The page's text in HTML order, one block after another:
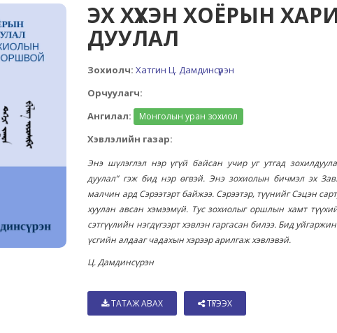
ЭХ ХҮҮХЭН ХОЁРЫН
ДУУЛАЛ
Зохиолч: Хатгин Ц. Дамдинсүрэн
Орчуулагч:
Ангилал:
Монголын уран зохиол
Хэвлэлийн газар:
Энэ шүлэглэл нэр үгүй байсан учир уг утгад
дуулал” гэж бид нэр өгвэй. Энэ зохиолын бичмэл эх
малчин ард Сэрээтэрт байжээ. Сэрээтэр, түүнийг Сэцэн
хуулан авсан хэмээмүй. Тус зохиолыг оршлын хамт
сэтгүүлийн нэгдүгээрт хэвлэн гаргасан билээ. Бид
үсгийн алдааг чадахын хэрээр арилгаж хэвлэвэй.
Ц. Дамдинсүрэн
ТАТАЖ АВАХ ТҮГЭЭХ